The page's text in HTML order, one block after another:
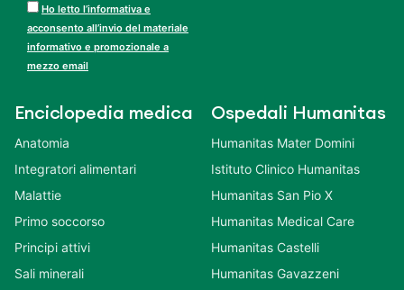
Ho letto l’informativa e
acconsento all’invio del materiale
informativo e promozionale a
mezzo email
Enciclopedia medica
Anatomia
Integratori alimentari
Malattie
Primo soccorso
Principi attivi
Sali minerali
Ospedali Humanitas
Humanitas Mater Domini
Istituto Clinico Humanitas
Humanitas San Pio X
Humanitas Medical Care
Humanitas Castelli
Humanitas Gavazzeni